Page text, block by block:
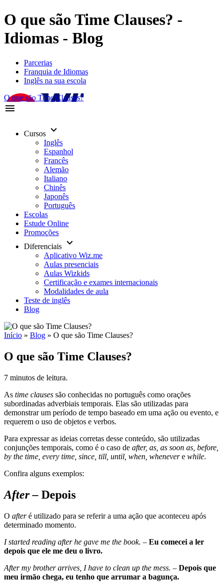
O que são Time Clauses? -
Idiomas - Blog
Parcerias
Franquia de Idiomas
Inglês na sua escola
O que são Time Clauses?
menu
Cursos keyboard_arrow_down
Inglês
Espanhol
Francês
Alemão
Italiano
Chinês
Japonês
Português
Escolas
Estude Online
Promoções
Diferenciais keyboard_arrow_down
Aplicativo Wiz.me
Aulas presenciais
Aulas Wizkids
Certificação e exames internacionais
Modalidades de aula
Teste de inglês
Blog
Início » Blog » O que são Time Clauses?
O que são Time Clauses?
7 minutos de leitura.
As time clauses são conhecidas no português como orações
subordinadas adverbiais temporais. Elas são utilizadas para
demonstrar um período de tempo baseado em uma ação ou evento, e
requerem o uso de objetos e verbos.
Para expressar as ideias corretas desse conteúdo, são utilizadas
conjunções temporais, como é o caso de after, as, as soon as, before,
by the time, every time, since, till, until, when, whenevere while.
Confira alguns exemplos:
After – Depois
O afteré utilizado para se referir a uma ação que aconteceu após
determinado momento.
I started reading after he gave me the book. – Eu comecei a ler
depois que ele me deu o livro.
After my brother arrives, I have to clean up the mess. – Depois que
meu irmão chega, eu tenho que arrumar a bagunça.